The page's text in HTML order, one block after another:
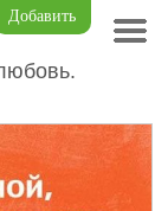
Добавить